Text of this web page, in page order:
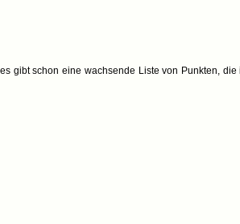
gibt schon eine wachsende Liste von Punkten, die